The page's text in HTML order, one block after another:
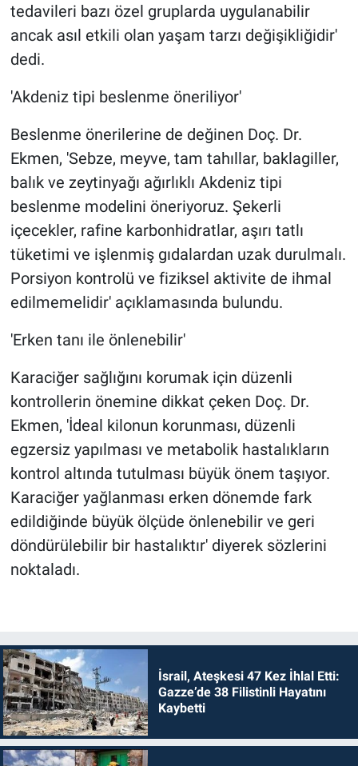
tedavileri bazı özel gruplarda uygulanabilir
ancak asıl etkili olan yaşam tarzı değişikliğidir'
dedi.
'Akdeniz tipi beslenme öneriliyor'
Beslenme önerilerine de değinen Doç. Dr.
Ekmen, 'Sebze, meyve, tam tahıllar, baklagiller,
balık ve zeytinyağı ağırlıklı Akdeniz tipi
beslenme modelini öneriyoruz. Şekerli
içecekler, rafine karbonhidratlar, aşırı tatlı
tüketimi ve işlenmiş gıdalardan uzak durulmalı.
Porsiyon kontrolü ve fiziksel aktivite de ihmal
edilmemelidir' açıklamasında bulundu.
'Erken tanı ile önlenebilir'
Karaciğer sağlığını korumak için düzenli
kontrollerin önemine dikkat çeken Doç. Dr.
Ekmen, 'İdeal kilonun korunması, düzenli
egzersiz yapılması ve metabolik hastalıkların
kontrol altında tutulması büyük önem taşıyor.
Karaciğer yağlanması erken dönemde fark
edildiğinde büyük ölçüde önlenebilir ve geri
döndürülebilir bir hastalıktır' diyerek sözlerini
noktaladı.
İsrail, Ateşkesi 47 Kez İhlal Etti:
Gazze’de 38 Filistinli Hayatını
Kaybetti